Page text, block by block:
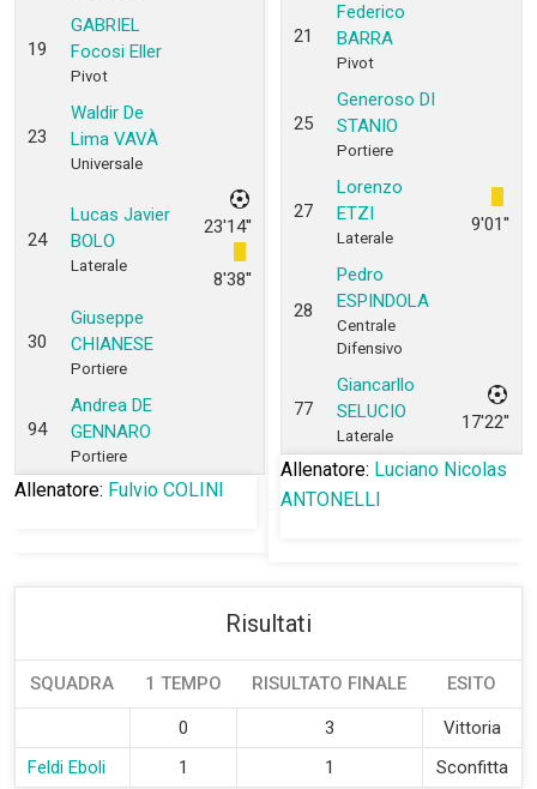
19
GABRIEL
Focosi Eller
Pivot
23
Waldir De
Lima VAVÀ
Universale
24
Lucas Javier
BOLO
Laterale
23'14''
8'38''
30
Giuseppe
CHIANESE
Portiere
94
Andrea DE
GENNARO
Portiere
Allenatore: Fulvio COLINI
21
Federico
BARRA
Pivot
25
Generoso DI
STANIO
Portiere
27
Lorenzo
ETZI
Laterale
9'01''
28
Pedro
ESPINDOLA
Centrale
Difensivo
77
Giancarllo
SELUCIO
Laterale
17'22''
Allenatore: Luciano Nicolas
ANTONELLI
Risultati
SQUADRA 1 TEMPO RISULTATO FINALE ESITO
0 3
Vittoria
Feldi Eboli
1 1 Sconfitta